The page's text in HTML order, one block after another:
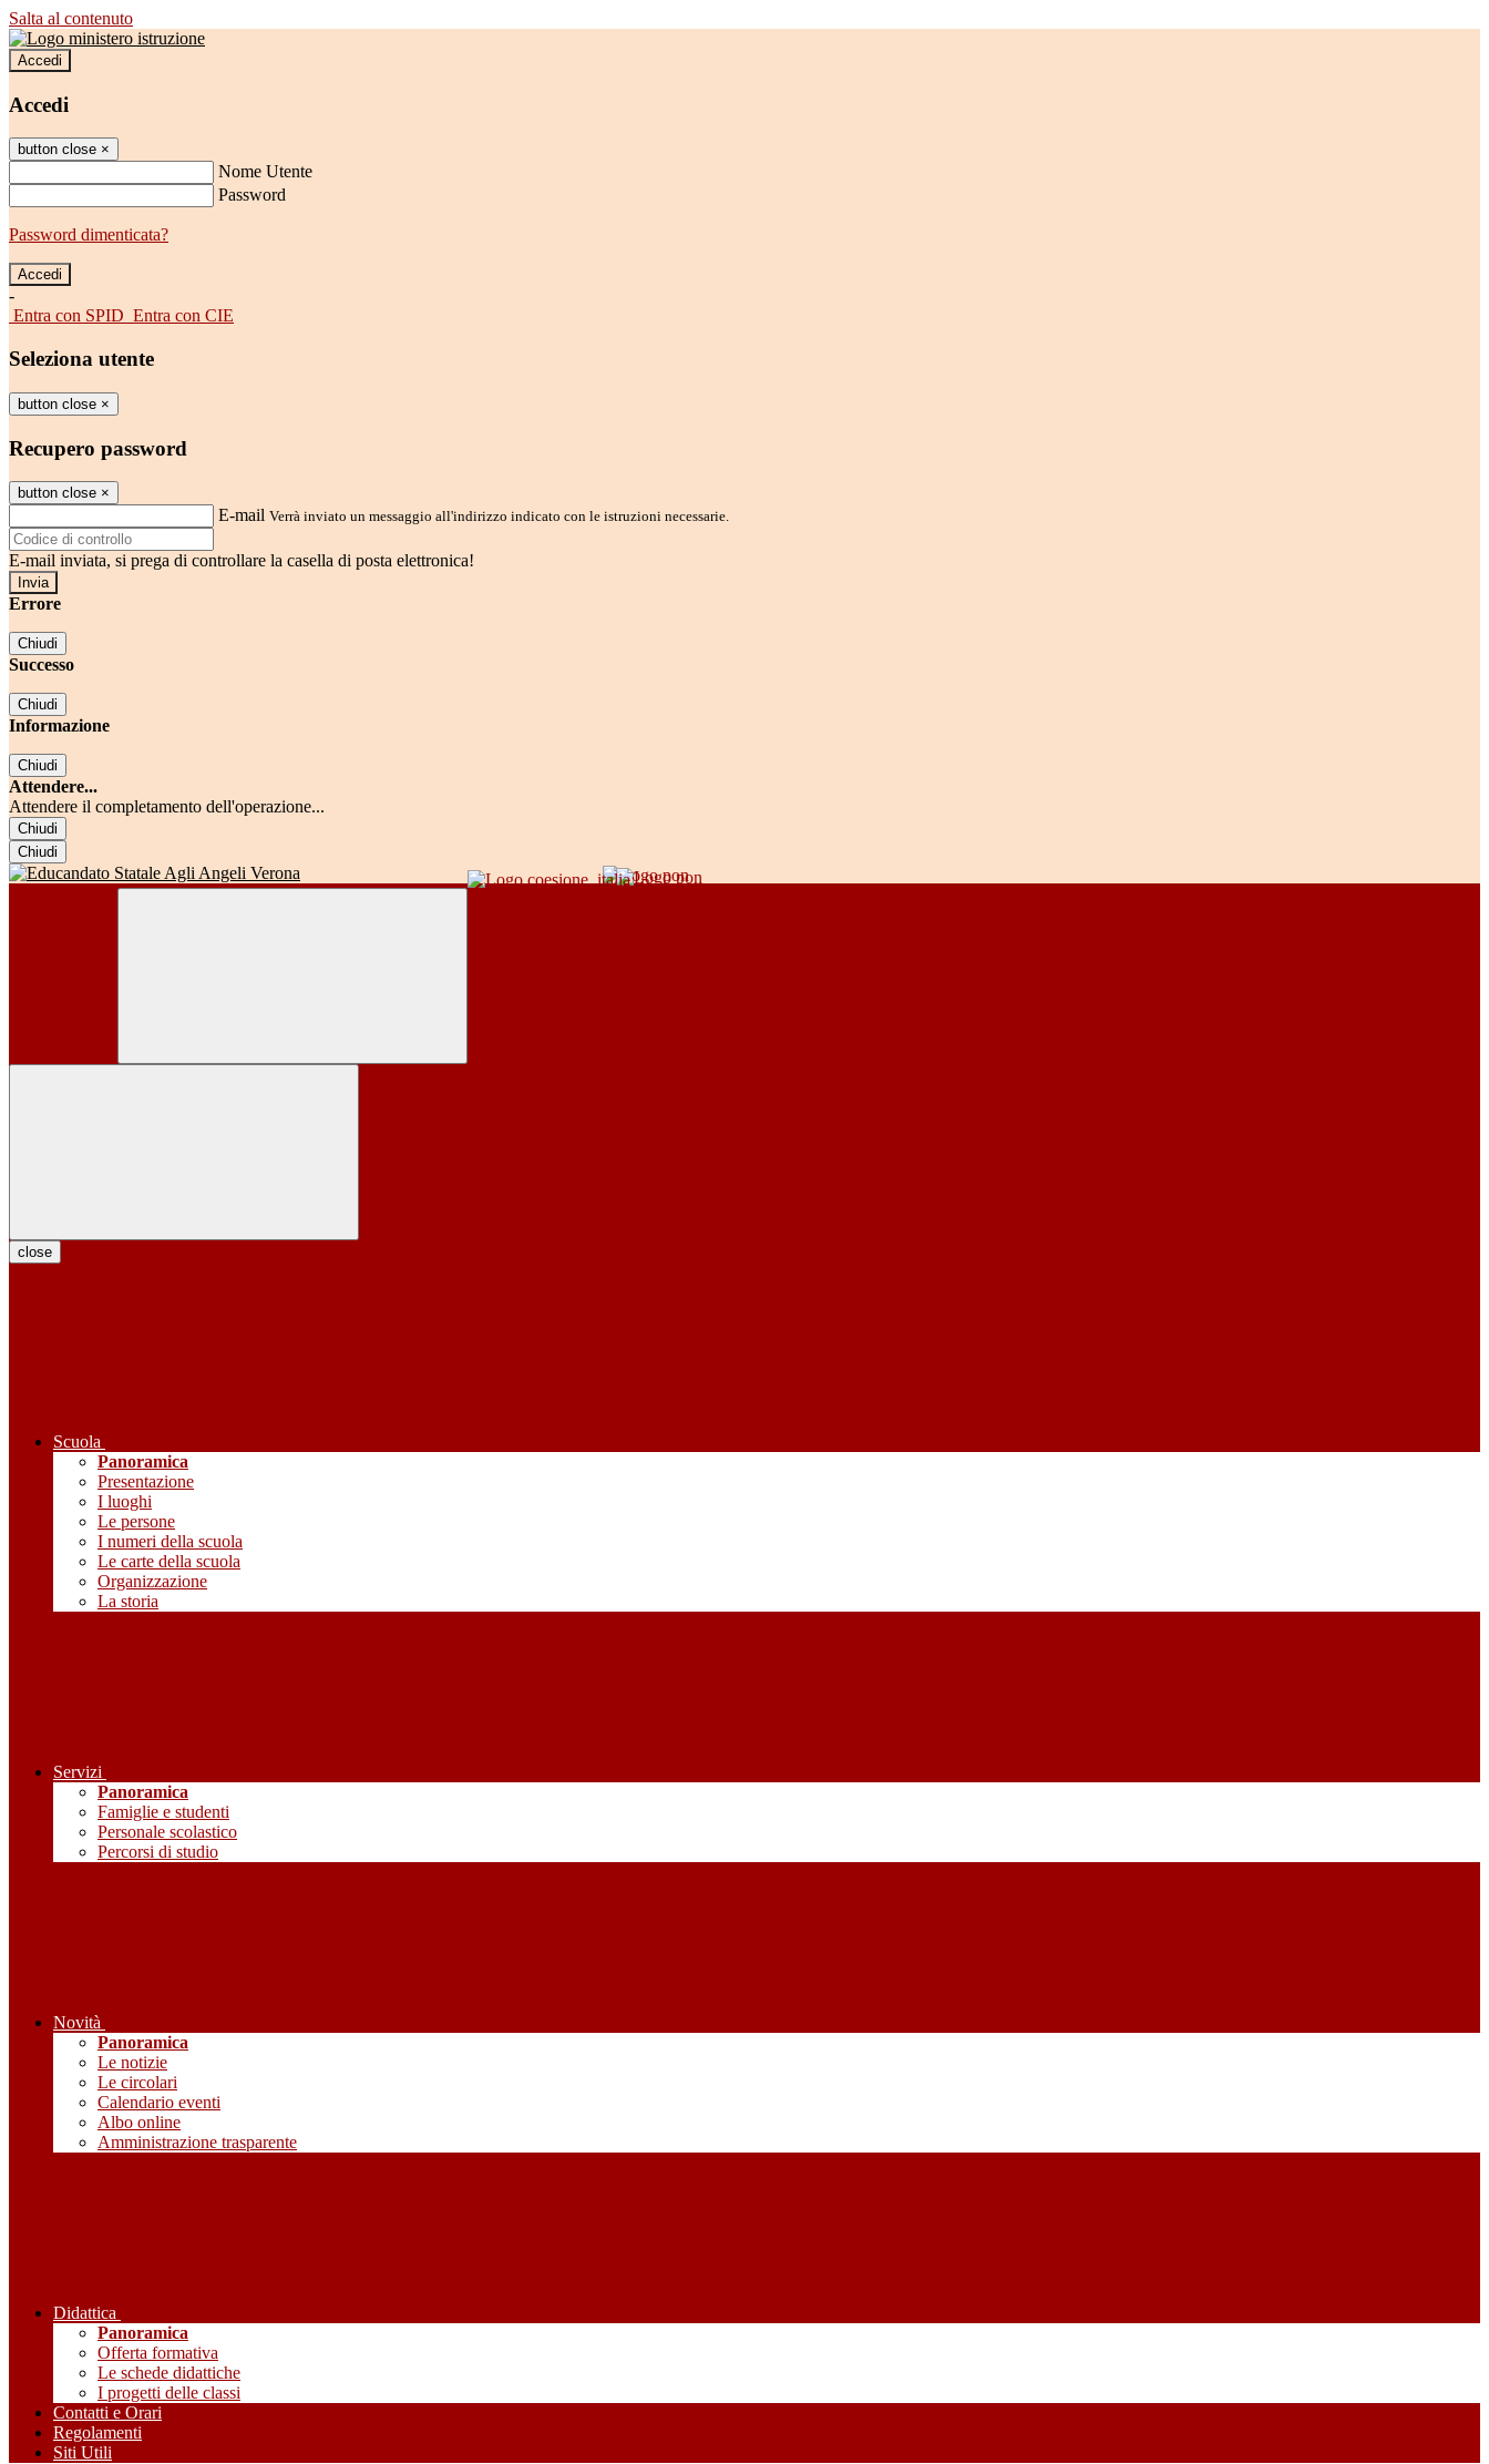
Salta al contenuto
Accedi
Accedi
button close ×
Nome Utente
Password
Password dimenticata?
-
Entra con SPID Entra con CIE
Seleziona utente
button close ×
Recupero password
button close ×
E-mail Verrà inviato un messaggio all'indirizzo indicato con le istruzioni necessarie.
E-mail inviata, si prega di controllare la casella di posta elettronica!
Errore
Chiudi
Successo
Chiudi
Informazione
Chiudi
Attendere...
Attendere il completamento dell'operazione...
Chiudi
Chiudi
close
Scuola
Panoramica
Presentazione
I luoghi
Le persone
I numeri della scuola
Le carte della scuola
Organizzazione
La storia
Servizi
Panoramica
Famiglie e studenti
Personale scolastico
Percorsi di studio
Novità
Panoramica
Le notizie
Le circolari
Calendario eventi
Albo online
Amministrazione trasparente
Didattica
Panoramica
Offerta formativa
Le schede didattiche
I progetti delle classi
Contatti e Orari
Regolamenti
Siti Utili